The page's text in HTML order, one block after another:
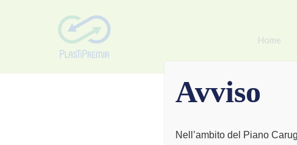
Home
Avviso
Nell’ambito del Piano